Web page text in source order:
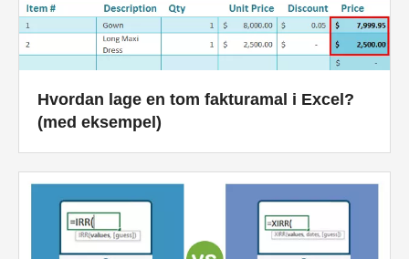
Hvordan lage en tom fakturamal i Excel?
(med eksempel)